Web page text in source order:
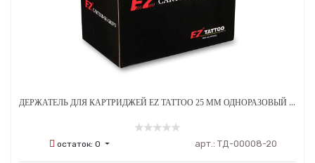
ДЕРЖАТЕЛЬ ДЛЯ КАРТРИДЖЕЙ EZ TATTOO 25 ММ ОДНОРАЗОВЫЙ СТЕРИЛЬНЫЙ ЧЕРНЫЙ - 20 ШТ
остаток: 0 арт.: ТД-00008-20